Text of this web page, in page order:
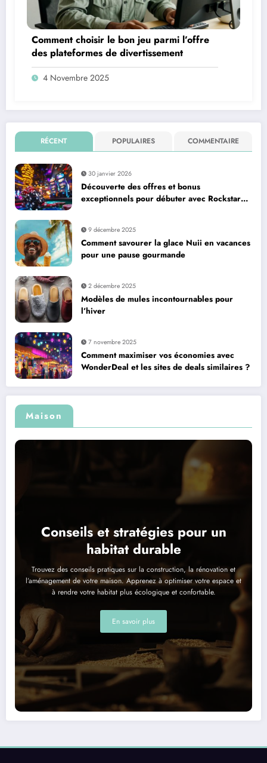
Comment choisir le bon jeu parmi l’offre
des plateformes de divertissement
4 Novembre 2025
RÉCENT POPULAIRES COMMENTAIRE
30 janvier 2026
Découverte des offres et bonus
exceptionnels pour débuter avec Rockstar
9 décembre 2025
Comment savourer la glace Nuii en vacances
pour une pause gourmande
2 décembre 2025
Modèles de mules incontournables pour
l’hiver
7 novembre 2025
Comment maximiser vos économies avec
WonderDeal et les sites de deals similaires ?
Maison
Conseils et stratégies pour un
habitat durable
Trouvez des conseils pratiques sur la construction, la rénovation et
l’aménagement de votre maison. Apprenez à optimiser votre espace et
à rendre votre habitat plus écologique et confortable.
En savoir plus